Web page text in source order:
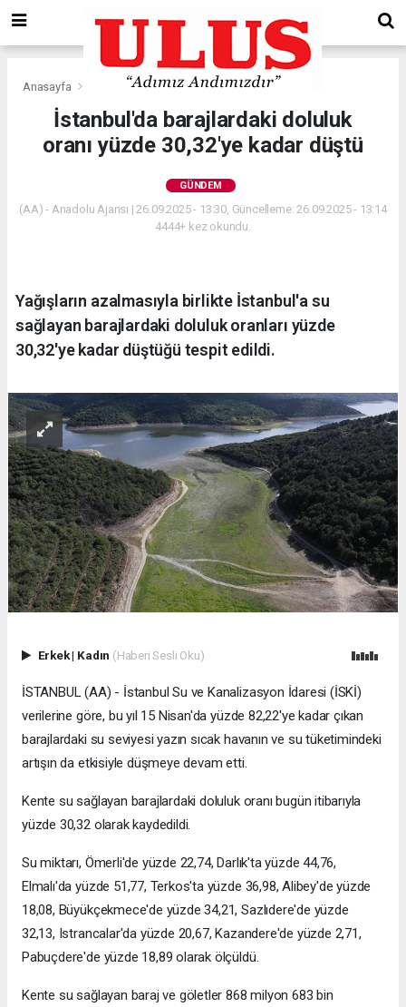
Anasayfa Gündem
İstanbul'da barajlardaki doluluk
oranı yüzde 30,32'ye kadar düştü
GÜNDEM
(AA) - Anadolu Ajansı | 26.09.2025 - 13:30, Güncelleme: 26.09.2025 - 13:14
4444+ kez okundu.
Yağışların azalmasıyla birlikte İstanbul'a su
sağlayan barajlardaki doluluk oranları yüzde
30,32'ye kadar düştüğü tespit edildi.
Erkek| Kadın (Haberi Sesli Oku)
İSTANBUL (AA) - İstanbul Su ve Kanalizasyon İdaresi (İSKİ)
verilerine göre, bu yıl 15 Nisan'da yüzde 82,22'ye kadar çıkan
barajlardaki su seviyesi yazın sıcak havanın ve su tüketimindeki
artışın da etkisiyle düşmeye devam etti.
Kente su sağlayan barajlardaki doluluk oranı bugün itibarıyla
yüzde 30,32 olarak kaydedildi.
Su miktarı, Ömerli'de yüzde 22,74, Darlık'ta yüzde 44,76,
Elmalı'da yüzde 51,77, Terkos'ta yüzde 36,98, Alibey'de yüzde
18,08, Büyükçekmece'de yüzde 34,21, Sazlıdere'de yüzde
32,13, Istrancalar'da yüzde 20,67, Kazandere'de yüzde 2,71,
Pabuçdere'de yüzde 18,89 olarak ölçüldü.
Kente su sağlayan baraj ve göletler 868 milyon 683 bin